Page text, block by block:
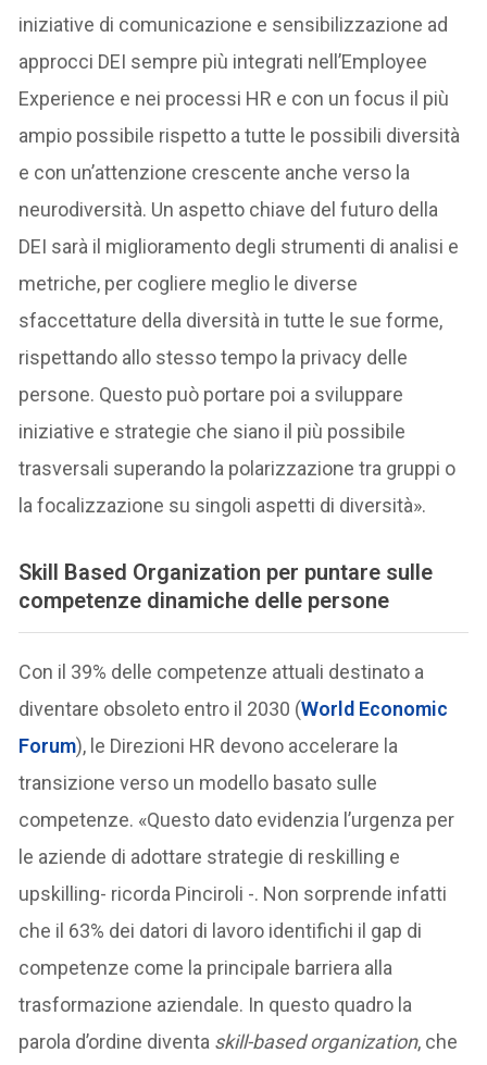
iniziative di comunicazione e sensibilizzazione ad
approcci DEI sempre più integrati nell’Employee
Experience e nei processi HR e con un focus il più
ampio possibile rispetto a tutte le possibili diversità
e con un’attenzione crescente anche verso la
neurodiversità. Un aspetto chiave del futuro della
DEI sarà il miglioramento degli strumenti di analisi e
metriche, per cogliere meglio le diverse
sfaccettature della diversità in tutte le sue forme,
rispettando allo stesso tempo la privacy delle
persone. Questo può portare poi a sviluppare
iniziative e strategie che siano il più possibile
trasversali superando la polarizzazione tra gruppi o
la focalizzazione su singoli aspetti di diversità».
Skill Based Organization per puntare sulle
competenze dinamiche delle persone
Con il 39% delle competenze attuali destinato a
diventare obsoleto entro il 2030 (World Economic
Forum), le Direzioni HR devono accelerare la
transizione verso un modello basato sulle
competenze. «Questo dato evidenzia l’urgenza per
le aziende di adottare strategie di reskilling e
upskilling- ricorda Pinciroli -. Non sorprende infatti
che il 63% dei datori di lavoro identifichi il gap di
competenze come la principale barriera alla
trasformazione aziendale. In questo quadro la
parola d’ordine diventa skill-based organization, che